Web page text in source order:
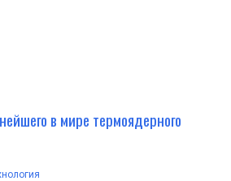
в мире термоядерного